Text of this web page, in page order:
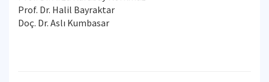
Prof. Dr. Halil Bayraktar
Doç. Dr. Aslı Kumbasar